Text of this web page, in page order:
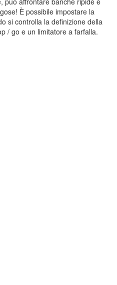
È possibile impostare la
si controlla la definizione della
/ go e un limitatore a farfalla.